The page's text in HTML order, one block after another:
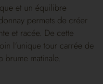
et un équilibre
permets de créer
et racée. De cette
l’unique tour carrée de
brume matinale.